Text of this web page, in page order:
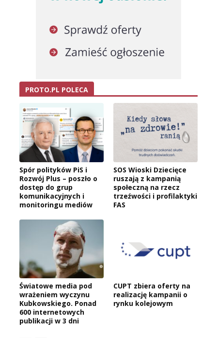
PROTO.PL POLECA
Spór polityków PiS i
Rozwój Plus – poszło o
dostęp do grup
komunikacyjnych i
monitoringu mediów
SOS Wioski Dziecięce
ruszają z kampanią
społeczną na rzecz
trzeźwości i profilaktyki
FAS
Światowe media pod
wrażeniem wyczynu
Kubkowskiego. Ponad
600 internetowych
publikacji w 3 dni
CUPT zbiera oferty na
realizację kampanii o
rynku kolejowym